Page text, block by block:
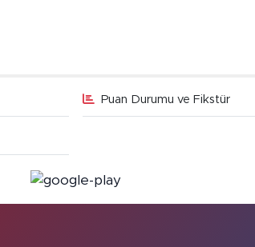
Puan Durumu ve Fikstür